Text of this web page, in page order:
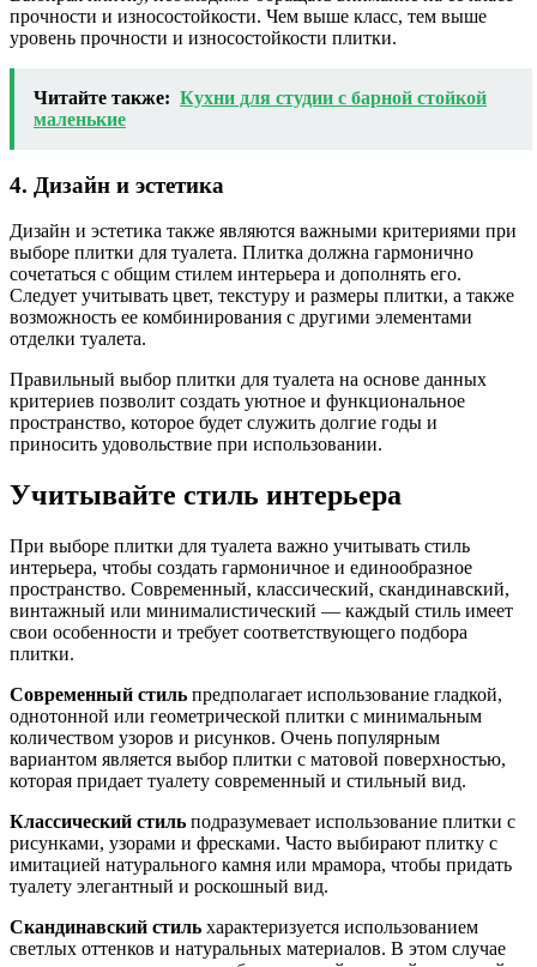
прочности и износостойкости. Чем выше класс, тем выше
уровень прочности и износостойкости плитки.
Читайте также: Кухни для студии с барной стойкой
маленькие
4. Дизайн и эстетика
Дизайн и эстетика также являются важными критериями при
выборе плитки для туалета. Плитка должна гармонично
сочетаться с общим стилем интерьера и дополнять его.
Следует учитывать цвет, текстуру и размеры плитки, а также
возможность ее комбинирования с другими элементами
отделки туалета.
Правильный выбор плитки для туалета на основе данных
критериев позволит создать уютное и функциональное
пространство, которое будет служить долгие годы и
приносить удовольствие при использовании.
Учитывайте стиль интерьера
При выборе плитки для туалета важно учитывать стиль
интерьера, чтобы создать гармоничное и единообразное
пространство. Современный, классический, скандинавский,
винтажный или минималистический — каждый стиль имеет
свои особенности и требует соответствующего подбора
плитки.
Современный стиль предполагает использование гладкой,
однотонной или геометрической плитки с минимальным
количеством узоров и рисунков. Очень популярным
вариантом является выбор плитки с матовой поверхностью,
которая придает туалету современный и стильный вид.
Классический стиль подразумевает использование плитки с
рисунками, узорами и фресками. Часто выбирают плитку с
имитацией натурального камня или мрамора, чтобы придать
туалету элегантный и роскошный вид.
Скандинавский стиль характеризуется использованием
светлых оттенков и натуральных материалов. В этом случае